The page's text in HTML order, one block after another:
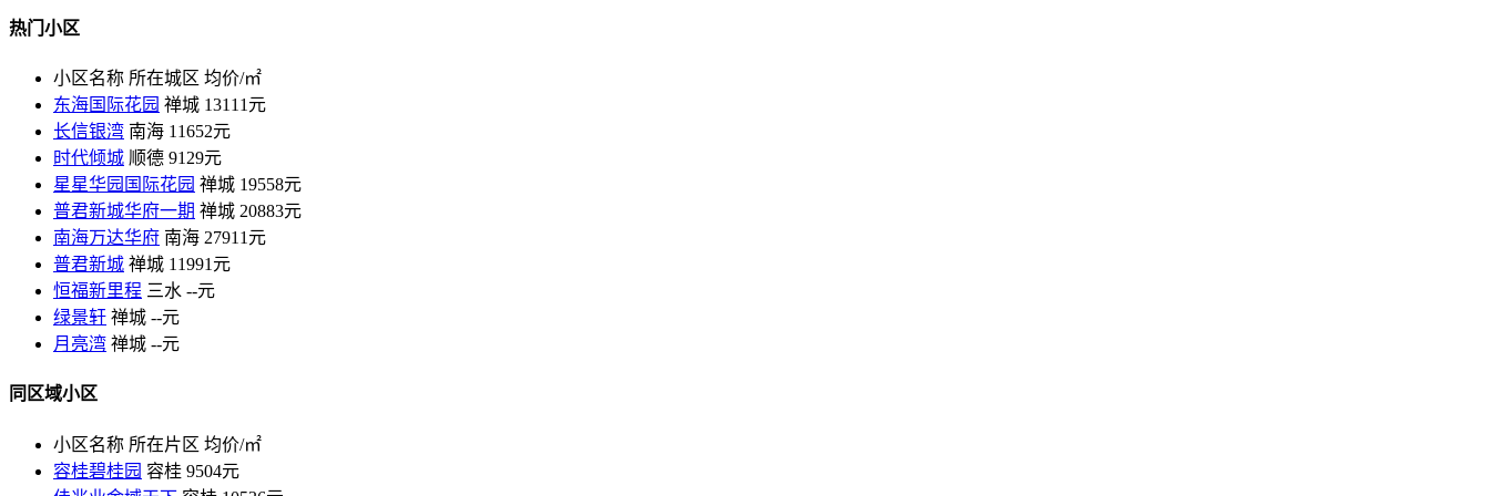
热门小区
小区名称 所在城区 均价/㎡
东海国际花园 禅城 13111元
长信银湾 南海 11652元
时代倾城 顺德 9129元
星星华园国际花园 禅城 19558元
普君新城华府一期 禅城 20883元
南海万达华府 南海 27911元
普君新城 禅城 11991元
恒福新里程 三水 --元
绿景轩 禅城 --元
月亮湾 禅城 --元
同区域小区
小区名称 所在片区 均价/㎡
容桂碧桂园 容桂 9504元